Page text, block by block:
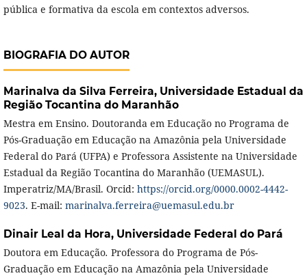
pública e formativa da escola em contextos adversos.
BIOGRAFIA DO AUTOR
Marinalva da Silva Ferreira, Universidade Estadual da
Região Tocantina do Maranhão
Mestra em Ensino. Doutoranda em Educação no Programa de
Pós-Graduação em Educação na Amazônia pela Universidade
Federal do Pará (UFPA) e Professora Assistente na Universidade
Estadual da Região Tocantina do Maranhão (UEMASUL).
Imperatriz/MA/Brasil. Orcid: https://orcid.org/0000.0002-4442-
9023. E-mail: marinalva.ferreira@uemasul.edu.br
Dinair Leal da Hora, Universidade Federal do Pará
Doutora em Educação. Professora do Programa de Pós-
Graduação em Educação na Amazônia pela Universidade